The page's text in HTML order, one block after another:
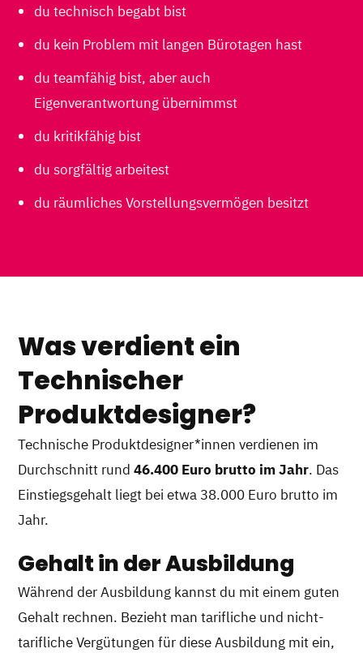
du technisch begabt bist
du kein Problem mit langen Bürotagen hast
du teamfähig bist, aber auch
Eigenverantwortung übernimmst
du kritikfähig bist
du sorgfältig arbeitest
du räumliches Vorstellungsvermögen besitzt
Was verdient ein
Technischer
Produktdesigner?
Technische Produktdesigner*innen verdienen im
Durchschnitt rund46.400 Euro brutto im Jahr. Das
Einstiegsgehalt liegt bei etwa 38.000 Euro brutto im
Jahr.
Gehalt in der Ausbildung
Während der Ausbildung kannst du mit einem guten
Gehalt rechnen. Bezieht man tarifliche und nicht-
tarifliche Vergütungen für diese Ausbildung mit ein,